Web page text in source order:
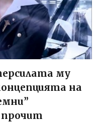
му
на